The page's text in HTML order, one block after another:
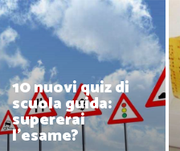
10 nuovi quiz di
scuola guida:
supererai
l'esame?